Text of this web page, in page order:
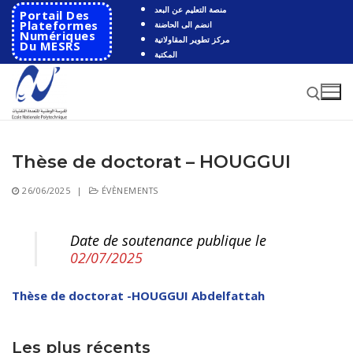
Aller
contenu
Portail Des
Plateformes
Numériques
Du MESRS
منصة التعليم عن البعد
انضم الى الحاضنة
مركز تطوير المقاولاتية
المكتبة
Rechercher :
Rechercher
Accueil
Histoire de l’école
Coopération
Thèse de doctorat – HOUGGUI
26/06/2025 | ÉVÈNEMENTS
Date de soutenance publique le
02/07/2025
Thèse de doctorat -HOUGGUI Abdelfattah
Les plus récents